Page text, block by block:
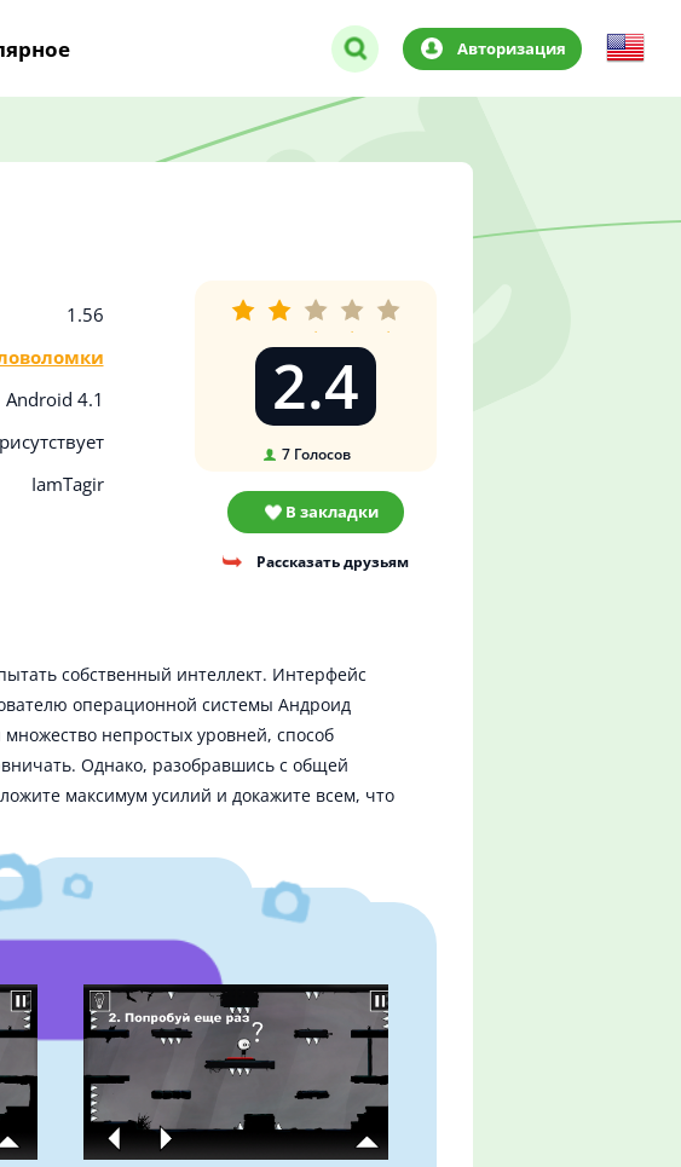
Авторизация
1.56
Android 4.1
IamTagir
2.4
7Голосов
В закладки
Рассказать друзьям
собственный интеллект. Интерфейс
операционной системы Андроид
непростых уровней, способ
Однако, разобравшись с общей
максимум усилий и докажите всем, что